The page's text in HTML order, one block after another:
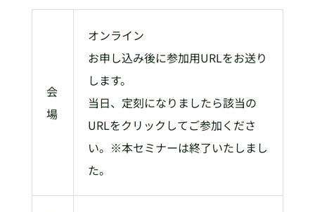
会
場
オンライン
お申し込み後に参加用URLをお送り
します。
当日、定刻になりましたら該当の
URLをクリックしてご参加くださ
い。※本セミナーは終了いたしまし
た。